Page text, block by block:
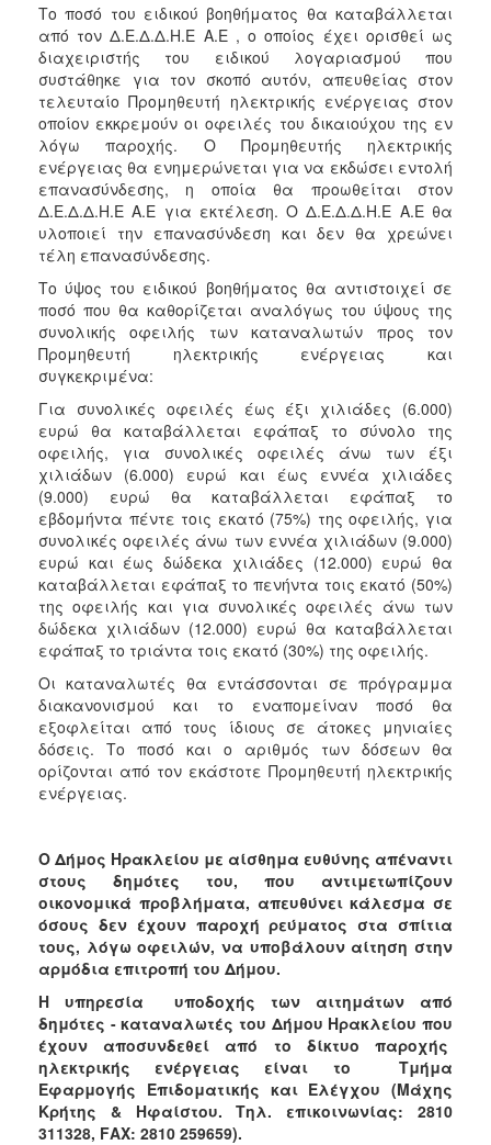
Το ποσό του ειδικού βοηθήματος θα καταβάλλεται
από τον Δ.Ε.Δ.Δ.Η.Ε Α.Ε , ο οποίος έχει ορισθεί ως
διαχειριστής του ειδικού λογαριασμού που
συστάθηκε για τον σκοπό αυτόν, απευθείας στον
τελευταίο Προμηθευτή ηλεκτρικής ενέργειας στον
οποίον εκκρεμούν οι οφειλές του δικαιούχου της εν
λόγω παροχής. Ο Προμηθευτής ηλεκτρικής
ενέργειας θα ενημερώνεται για να εκδώσει εντολή
επανασύνδεσης, η οποία θα προωθείται στον
Δ.Ε.Δ.Δ.Η.Ε Α.Ε για εκτέλεση. Ο Δ.Ε.Δ.Δ.Η.Ε Α.Ε θα
υλοποιεί την επανασύνδεση και δεν θα χρεώνει
τέλη επανασύνδεσης.
Το ύψος του ειδικού βοηθήματος θα αντιστοιχεί σε
ποσό που θα καθορίζεται αναλόγως του ύψους της
συνολικής οφειλής των καταναλωτών προς τον
Προμηθευτή ηλεκτρικής ενέργειας και
συγκεκριμένα:
Για συνολικές οφειλές έως έξι χιλιάδες (6.000)
ευρώ θα καταβάλλεται εφάπαξ το σύνολο της
οφειλής, για συνολικές οφειλές άνω των έξι
χιλιάδων (6.000) ευρώ και έως εννέα χιλιάδες
(9.000) ευρώ θα καταβάλλεται εφάπαξ το
εβδομήντα πέντε τοις εκατό (75%) της οφειλής, για
συνολικές οφειλές άνω των εννέα χιλιάδων (9.000)
ευρώ και έως δώδεκα χιλιάδες (12.000) ευρώ θα
καταβάλλεται εφάπαξ το πενήντα τοις εκατό (50%)
της οφειλής και για συνολικές οφειλές άνω των
δώδεκα χιλιάδων (12.000) ευρώ θα καταβάλλεται
εφάπαξ το τριάντα τοις εκατό (30%) της οφειλής.
Οι καταναλωτές θα εντάσσονται σε πρόγραμμα
διακανονισμού και το εναπομείναν ποσό θα
εξοφλείται από τους ίδιους σε άτοκες μηνιαίες
δόσεις. Το ποσό και ο αριθμός των δόσεων θα
ορίζονται από τον εκάστοτε Προμηθευτή ηλεκτρικής
ενέργειας.
Ο Δήμος Ηρακλείου με αίσθημα ευθύνης απέναντι
στους δημότες του, που αντιμετωπίζουν
οικονομικά προβλήματα, απευθύνει κάλεσμα σε
όσους δεν έχουν παροχή ρεύματος στα σπίτια
τους, λόγω οφειλών, να υποβάλουν αίτηση στην
αρμόδια επιτροπή του Δήμου.
Η υπηρεσία υποδοχής των αιτημάτων από
δημότες - καταναλωτές του Δήμου Ηρακλείου που
έχουν αποσυνδεθεί από το δίκτυο παροχής
ηλεκτρικής ενέργειας είναι το Τμήμα
Εφαρμογής Επιδοματικής και Ελέγχου (Μάχης
Κρήτης & Ηφαίστου. Τηλ. επικοινωνίας: 2810
311328, FΑΧ: 2810 259659).